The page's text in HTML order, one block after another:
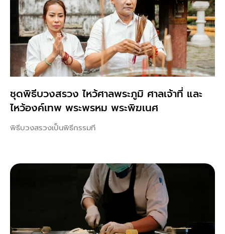
ชุดพิธีบวงสรวง ไหว้ศาลพระภูมิ ศาลเจ้าที่ และ
ไหว้องค์เทพ พระพรหม พระพิฆเนศ
พิธีบวงสรวงเป็นพิธีกรรมที